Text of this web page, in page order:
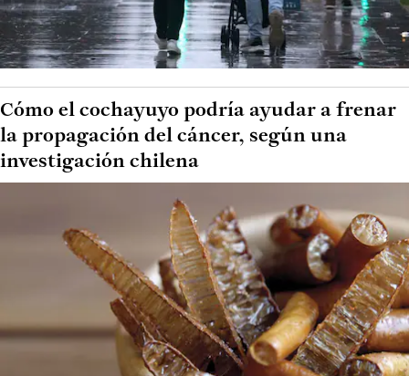
Cómo el cochayuyo podría ayudar a frenar
la propagación del cáncer, según una
investigación chilena